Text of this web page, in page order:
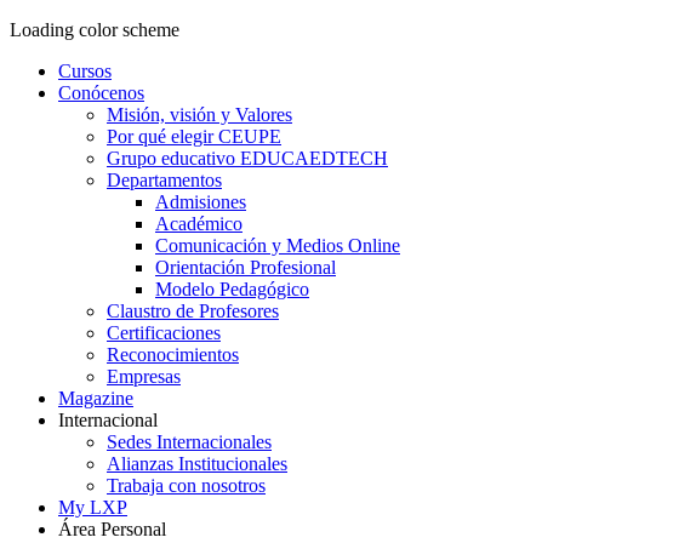
Loading color scheme
Cursos
Conócenos
Misión, visión y Valores
Por qué elegir CEUPE
Grupo educativo EDUCAEDTECH
Departamentos
Admisiones
Académico
Comunicación y Medios Online
Orientación Profesional
Modelo Pedagógico
Claustro de Profesores
Certificaciones
Reconocimientos
Empresas
Magazine
Internacional
Sedes Internacionales
Alianzas Institucionales
Trabaja con nosotros
My LXP
Área Personal